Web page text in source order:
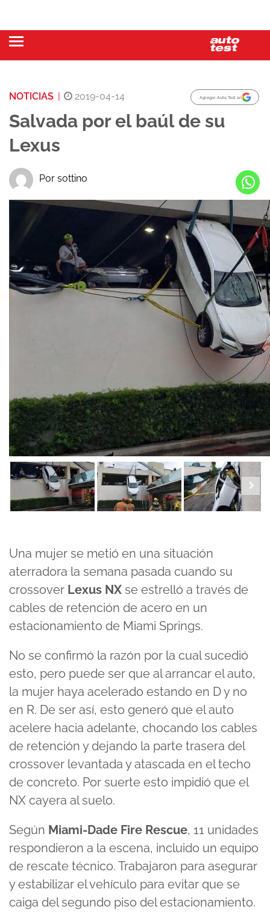
NOTICIAS | 2019-04-14 Agregar Auto Test en
Salvada por el baúl de su
Lexus
Por sottino
Una mujer se metió en una situación
aterradora la semana pasada cuando su
crossover Lexus NX se estrelló a través de
cables de retención de acero en un
estacionamiento de Miami Springs.
No se confirmó la razón por la cual sucedió
esto, pero puede ser que al arrancar el auto,
la mujer haya acelerado estando en D y no
en R. De ser así, esto generó que el auto
acelere hacia adelante, chocando los cables
de retención y dejando la parte trasera del
crossover levantada y atascada en el techo
de concreto. Por suerte esto impidió que el
NX cayera al suelo.
Según Miami-Dade Fire Rescue, 11 unidades
respondieron a la escena, incluido un equipo
de rescate técnico. Trabajaron para asegurar
y estabilizar el vehículo para evitar que se
caiga del segundo piso del estacionamiento.